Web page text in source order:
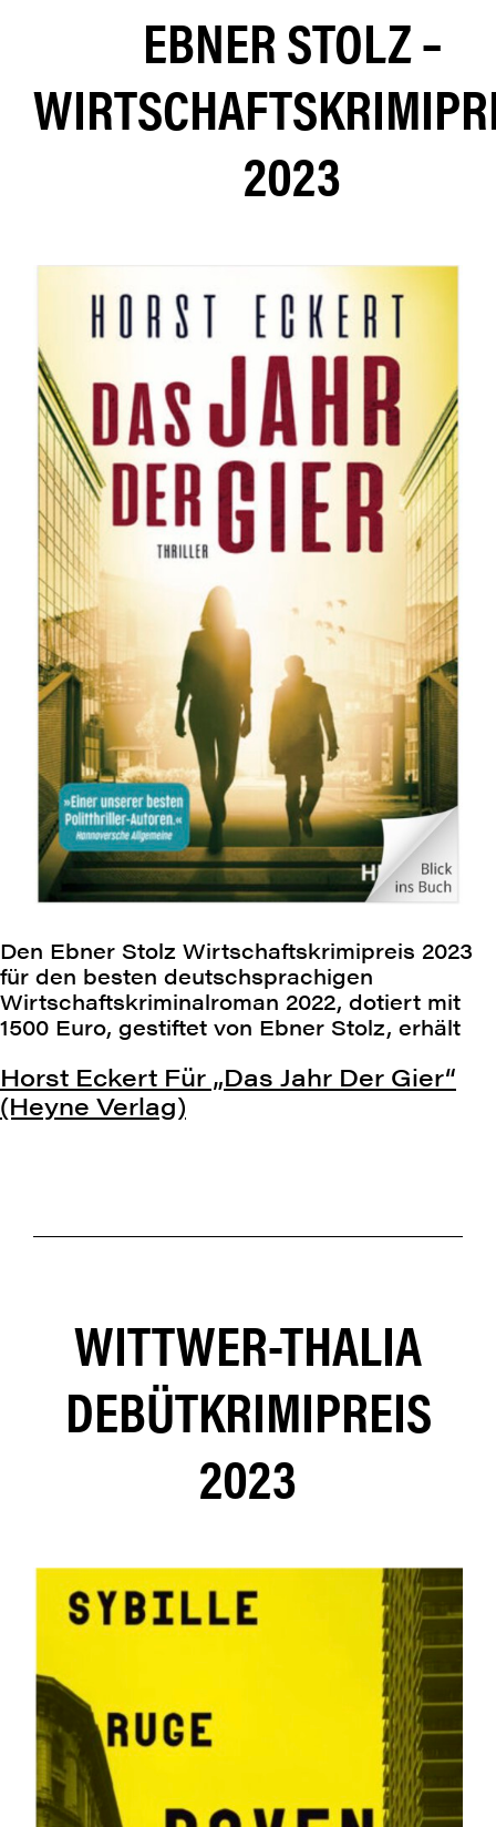
EBNER STOLZ –
2023
Den Ebner Stolz Wirtschaftskrimipreis 2023
für den besten deutschsprachigen
Wirtschaftskriminalroman 2022, dotiert mit
1500 Euro, gestiftet von Ebner Stolz, erhält
Horst Eckert Für „Das Jahr Der Gier“
(Heyne Verlag)
WITTWER-THALIA
DEBÜTKRIMIPREIS
2023